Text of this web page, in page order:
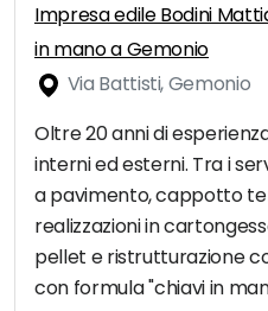
Impresa edile Bodini
in mano a Gemonio
Via Battisti, Gemonio
Oltre 20 anni di
interni ed esterni. Tra i
a pavimento, cappotto
realizzazioni in
pellet e ristrutturazione
con formula ''chiavi in